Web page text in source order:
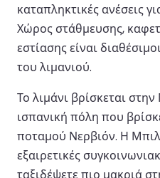
καταπληκτικές ανέσεις
Χώρος στάθμευσης,
εστίασης είναι
του λιμανιού.
Το λιμάνι βρίσκεται
ισπανική πόλη που
ποταμού Νερβιόν. Η
εξαιρετικές
ταξιδέψετε πιο μακριά